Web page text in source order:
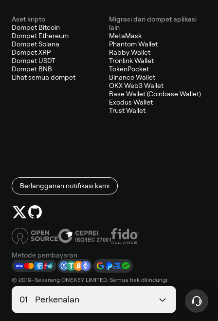
01 Perkenalan
Aset kripto
Dompet Bitcoin
Dompet Ethereum
Dompet Solana
Dompet XRP
Dompet USDT
Dompet BNB
Lihat semua dompet
Migrasi dari dompet aplikasi
lain
MetaMask
Phantom Wallet
Rabby Wallet
Tronlink Wallet
TokenPocket
Binance Wallet
OKX Web3 Wallet
Base Wallet (Coinbase Wallet)
Exodus Wallet
Trust Wallet
Berlangganan notifikasi kami
Metode pembayaran
© 2019–Sekarang ONEKEY LIMITED. Semua hak dilindungi.